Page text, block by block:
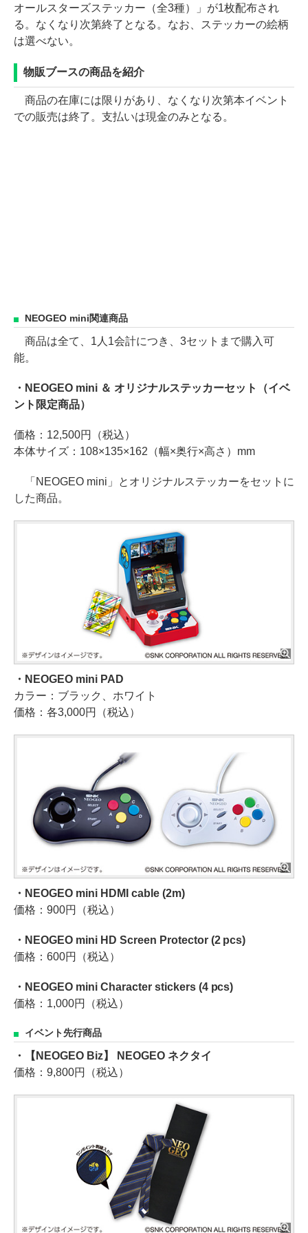
オールスターズステッカー（全3種）」が1枚配布され
る。なくなり次第終了となる。なお、ステッカーの絵柄
は選べない。
物販ブースの商品を紹介
商品の在庫には限りがあり、なくなり次第本イベント
での販売は終了。支払いは現金のみとなる。
NEOGEO mini関連商品
商品は全て、1人1会計につき、3セットまで購入可
能。
・NEOGEO mini ＆ オリジナルステッカーセット（イベ
ント限定商品）
価格：12,500円（税込）
本体サイズ：108×135×162（幅×奥行×高さ）mm
「NEOGEO mini」とオリジナルステッカーをセットに
した商品。
・NEOGEO mini PAD
カラー：ブラック、ホワイト
価格：各3,000円（税込）
・NEOGEO mini HDMI cable (2m)
価格：900円（税込）
・NEOGEO mini HD Screen Protector (2 pcs)
価格：600円（税込）
・NEOGEO mini Character stickers (4 pcs)
価格：1,000円（税込）
イベント先行商品
・【NEOGEO Biz】 NEOGEO ネクタイ
価格：9,800円（税込）